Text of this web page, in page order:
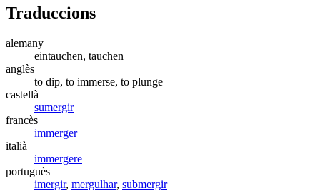
Traduccions
alemany
eintauchen, tauchen
anglès
to dip, to immerse, to plunge
castellà
sumergir
francès
immerger
italià
immergere
portuguès
imergir, mergulhar, submergir